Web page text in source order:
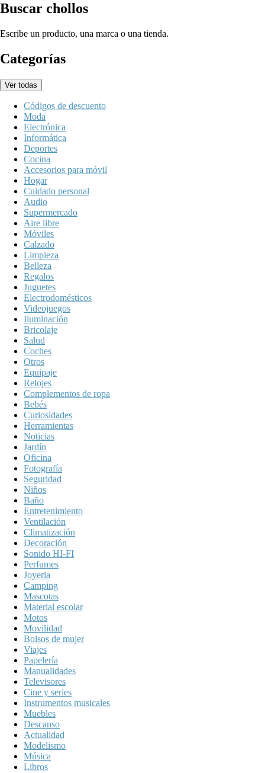
Buscar chollos
Escribe un producto, una marca o una tienda.
Categorías
Ver todas
Códigos de descuento
Moda
Electrónica
Informática
Deportes
Cocina
Accesorios para móvil
Hogar
Cuidado personal
Audio
Supermercado
Aire libre
Móviles
Calzado
Limpieza
Belleza
Regalos
Juguetes
Electrodomésticos
Videojuegos
Iluminación
Bricolaje
Salud
Coches
Otros
Equipaje
Relojes
Complementos de ropa
Bebés
Curiosidades
Herramientas
Noticias
Jardín
Oficina
Fotografía
Seguridad
Niños
Baño
Entretenimiento
Ventilación
Climatización
Decoración
Sonido HI-FI
Perfumes
Joyeria
Camping
Mascotas
Material escolar
Motos
Movilidad
Bolsos de mujer
Viajes
Papelería
Manualidades
Televisores
Cine y series
Instrumentos musicales
Muebles
Descanso
Actualidad
Modelismo
Música
Libros